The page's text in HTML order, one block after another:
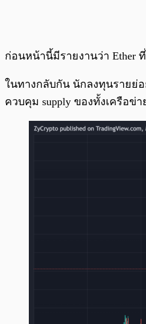
ก่อนหน้านี้มีรายงานว่า Ether
ในทางกลับกัน นักลงทุนรายย่
ควบคุม supply ของทั้งเครือข่